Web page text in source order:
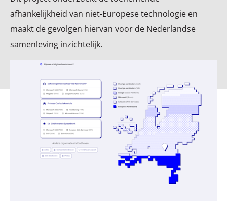
afhankelijkheid van niet-Europese technologie en
maakt de gevolgen hiervan voor de Nederlandse
samenleving inzichtelijk.